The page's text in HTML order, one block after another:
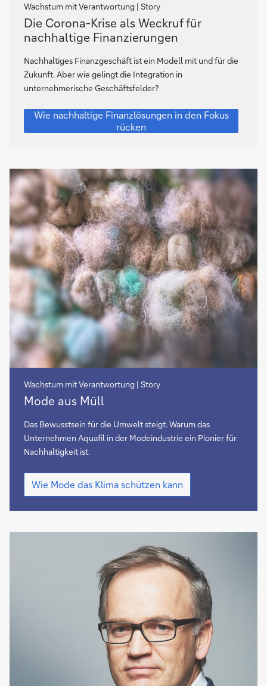
Wachstum mit Verantwortung | Story
Die
Corona-
Krise
als
Weckruf
für
Finanzierungen
Die Corona-Krise als Weckruf für
nachhaltige Finanzierungen
Nachhaltiges Finanzgeschäft ist ein Modell mit und für die
Zukunft. Aber wie gelingt die Integration in
unternehmerische Geschäftsfelder?
Die
Corona-
Krise
für
nachhaltige
Finanzierungen
Wie nachhaltige Finanzlösungen in den Fokus
rücken
Wachstum mit Verantwortung | Story
Mode
aus
Müll
Mode aus Müll
Das Bewusstsein für die Umwelt steigt. Warum das
Unternehmen Aquafil in der Modeindustrie ein Pionier für
Nachhaltigkeit ist.
Mode
aus
Müll
Wie Mode das Klima schützen kann